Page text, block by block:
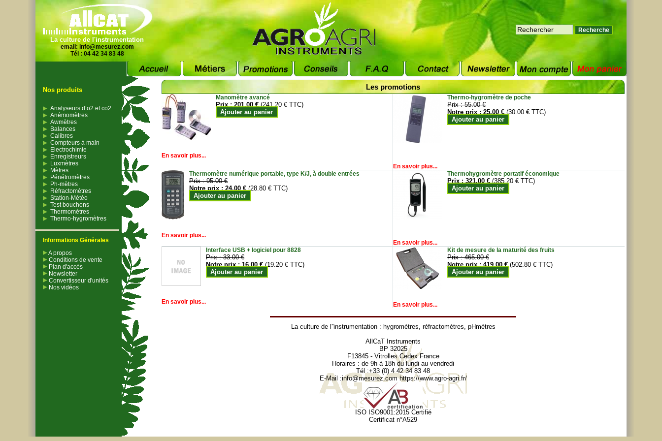
La culture de l'instrumentation
email: info@mesurez.com
Tél : 04 42 34 83 48
Nos produits
Analyseurs d’o2 et co2
Anémomètres
Awmètres
Balances
Calibres
Compteurs à main
Electrochimie
Enregistreurs
Luxmètres
Mètres
Pénétromètres
Ph-mètres
Réfractomètres
Station-Météo
Test bouchons
Thermomètres
Thermo-hygromètres
Informations Générales
A propos
Conditions de vente
Plan d'accès
Newsletter
Convertisseur d'unités
Nos vidéos
Les promotions
Manomètre avancé
Prix :201.00 € (241.20 € TTC)
Ajouter au panier
En savoir plus...
Thermo-hygromètre de poche
Prix :55.00 €
Notre prix :25.00 € (30.00 € TTC)
Ajouter au panier
En savoir plus...
Thermomètre numérique portable, type K/J, à double entrées
Prix :95.00 €
Notre prix :24.00 € (28.80 € TTC)
Ajouter au panier
En savoir plus...
Thermohygromètre portatif économique
Prix :321.00 € (385.20 € TTC)
Ajouter au panier
En savoir plus...
Interface USB + logiciel pour 8828
Prix :33.00 €
Notre prix :16.00 € (19.20 € TTC)
Ajouter au panier
En savoir plus...
Kit de mesure de la maturité des fruits
Prix :465.00 €
Notre prix :419.00 € (502.80 € TTC)
Ajouter au panier
En savoir plus...
La culture de l''instrumentation : hygromètres, réfractomètres, pHmètres
AllCaT Instruments
BP 32025
F13845 - Vitrolles Cedex France
Horaires : de 9h à 18h du lundi au vendredi
Tél :+33 (0) 4 42 34 83 48
E-Mail :info@mesurez.com https://www.agro-agri.fr/
ISO ISO9001:2015 Certifié
Certificat n°A529